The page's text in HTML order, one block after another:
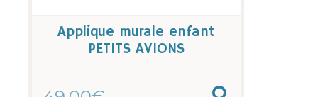
Applique murale enfant
PETITS AVIONS